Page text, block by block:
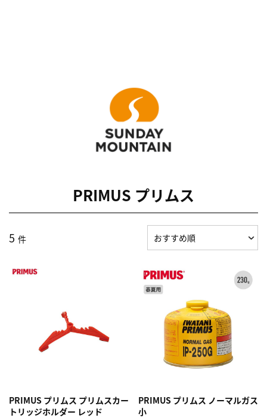
PRIMUS プリムス
5 件
PRIMUS プリムス プリムスカー
トリッジホルダー レッド
PRIMUS プリムス ノーマルガス
小